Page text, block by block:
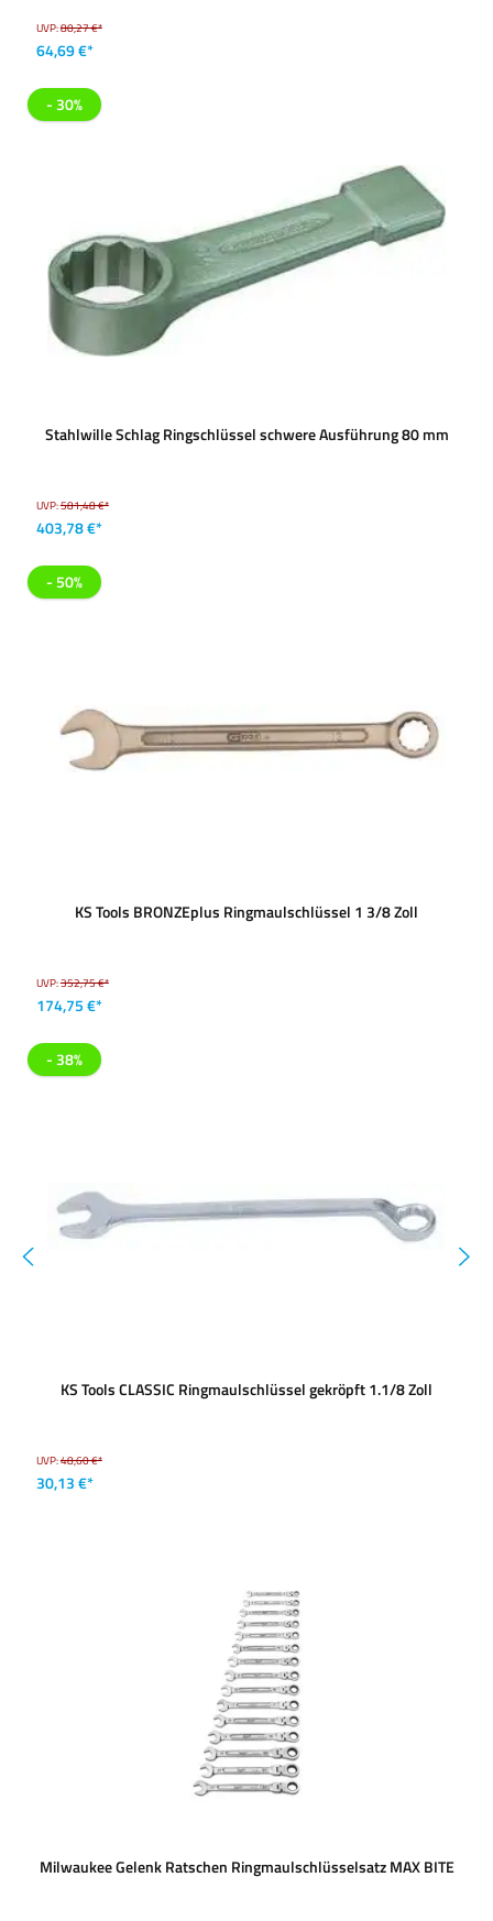
UVP:80,27 €*
64,69 €*
- 30%
Stahlwille Schlag Ringschlüssel schwere Ausführung 80 mm
UVP:581,48 €*
403,78 €*
- 50%
KS Tools BRONZEplus Ringmaulschlüssel 1 3/8 Zoll
UVP:352,75 €*
174,75 €*
- 38%
KS Tools CLASSIC Ringmaulschlüssel gekröpft 1.1/8 Zoll
UVP:48,60 €*
30,13 €*
Milwaukee Gelenk Ratschen Ringmaulschlüsselsatz MAX BITE